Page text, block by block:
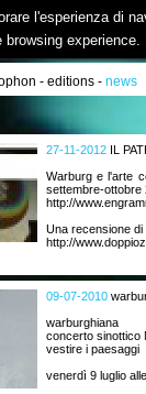
l'esperienza di
- editions - news
27-11-2012 IL
Warburg e l'arte
settembre-ottobre
http://
Una recensione di
http://
09-07-2010
warburghiana
concerto sinottico
vestire i paesaggi
venerdì 9 luglio